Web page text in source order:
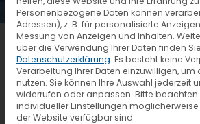
SERVICE
Personenbezogene Daten können
Adressen), z. B. für personalisierte
Messung von Anzeigen und Inhalten.
über die Verwendung Ihrer Daten finden
Datenschutzerklärung. Es besteht keine
Verarbeitung Ihrer Daten einzuwilligen, um
nutzen. Sie können Ihre Auswahl jederzeit
widerrufen oder anpassen. Bitte beachten
individueller Einstellungen
der Website verfügbar sind.